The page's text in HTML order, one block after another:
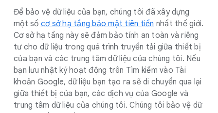
Để bảo vệ dữ liệu của bạn, chúng tôi đã xây dựng
một số cơ sở hạ tầng bảo mật tiên tiến nhất thế giới.
Cơ sở hạ tầng này sẽ đảm bảo tính an toàn và riêng
tư cho dữ liệu trong quá trình truyền tải giữa thiết bị
của bạn và các trung tâm dữ liệu của chúng tôi. Nếu
bạn lưu nhật ký hoạt động trên Tìm kiếm vào Tài
khoản Google, dữ liệu bạn tạo ra sẽ di chuyển qua lại
giữa thiết bị của bạn, các dịch vụ của Google và
trung tâm dữ liệu của chúng tôi. Chúng tôi bảo vệ dữ